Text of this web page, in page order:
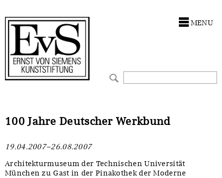
MENU
100 Jahre Deutscher Werkbund
19.04.2007–26.08.2007
Architekturmuseum der Technischen Universität
München zu Gast in der Pinakothek der Moderne
Förderphilosophie
Gremien
Stellenangebote
Ankauf
Restaurierungen
UKRAINE-Förderlinie